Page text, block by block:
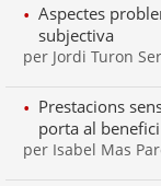
Aspectes
subjectiva
per Jordi Turon
Prestacions
porta al
per Isabel Mas